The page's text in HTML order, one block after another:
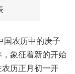
国农历中的庚子
象征着新的开始
历正月初一开